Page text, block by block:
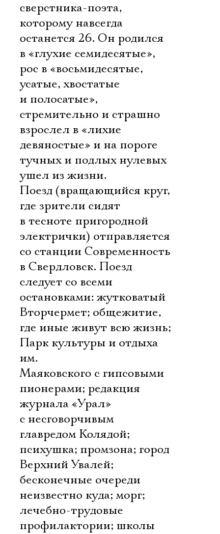
сверстника-поэта,
которому навсегда
останется 26. Он родился
в «глухие семидесятые»,
рос в «восьмидесятые,
усатые, хвостатые
и полосатые»,
стремительно и страшно
взрослел в «лихие
девяностые» и на пороге
тучных и подлых нулевых
ушел из жизни.
Поезд (вращающийся круг,
где зрители сидят
в тесноте пригородной
электрички) отправляется
со станции Современность
в Свердловск. Поезд
следует со всеми
остановками: жутковатый
Вторчермет; общежитие,
где иные живут всю жизнь;
Парк культуры и отдыха
им.
Маяковского с гипсовыми
пионерами; редакция
журнала «Урал»
с несговорчивым
главредом Колядой;
психушка; промзона; город
Верхний Увалей;
бесконечные очереди
неизвестно куда; морг;
лечебно-трудовые
профилактории; школы